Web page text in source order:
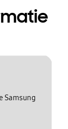
Samsung